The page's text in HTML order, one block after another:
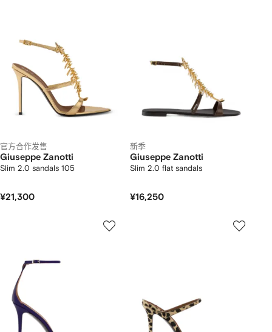
官方合作发售
Giuseppe Zanotti
Slim 2.0 sandals 105
¥21,300
新季
Giuseppe Zanotti
Slim 2.0 flat sandals
¥16,250